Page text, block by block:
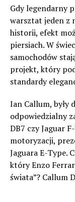
Gdy legendarny
warsztat jeden z
historii, efekt
piersiach. W
samochodów
projekt, który
standardy
Ian Callum, były
odpowiedzialny
DB7 czy Jaguar
motoryzacji,
Jaguara E-Type.
który Enzo
świata”? Callum